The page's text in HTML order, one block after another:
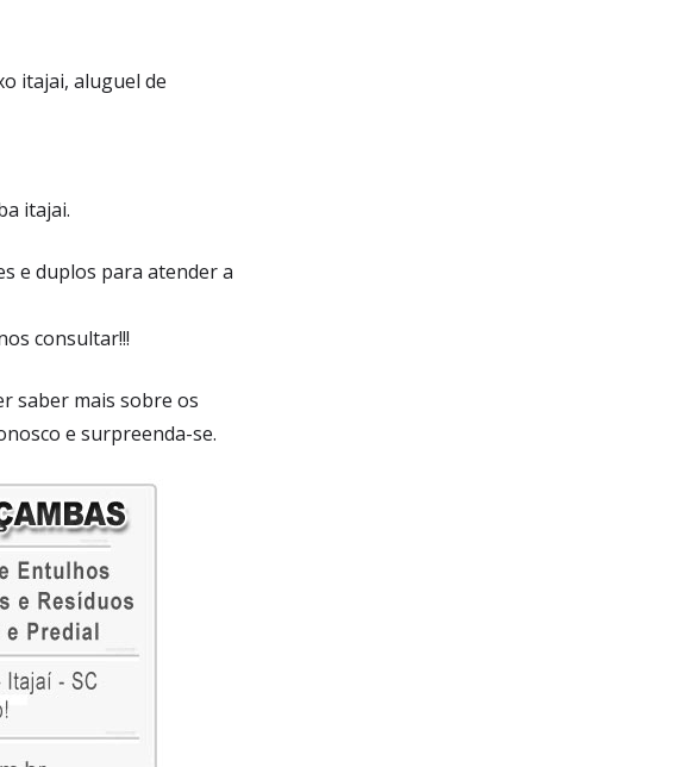
itajai, aluguel de
itajai.
e duplos para atender a
consultar!!!
saber mais sobre os
e surpreenda-se.